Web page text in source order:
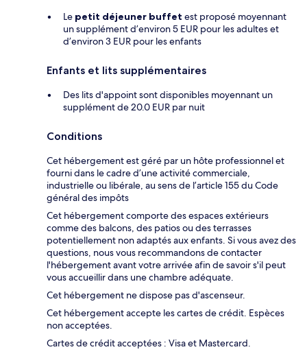
Le petit déjeuner buffet est proposé moyennant
un supplément d’environ 5 EUR pour les adultes et
d’environ 3 EUR pour les enfants
Enfants et lits supplémentaires
Des lits d'appoint sont disponibles moyennant un
supplément de 20.0 EUR par nuit
Conditions
Cet hébergement est géré par un hôte professionnel et
fourni dans le cadre d’une activité commerciale,
industrielle ou libérale, au sens de l’article 155 du Code
général des impôts
Cet hébergement comporte des espaces extérieurs
comme des balcons, des patios ou des terrasses
potentiellement non adaptés aux enfants. Si vous avez des
questions, nous vous recommandons de contacter
l'hébergement avant votre arrivée afin de savoir s'il peut
vous accueillir dans une chambre adéquate.
Cet hébergement ne dispose pas d'ascenseur.
Cet hébergement accepte les cartes de crédit. Espèces
non acceptées.
Cartes de crédit acceptées : Visa et Mastercard.